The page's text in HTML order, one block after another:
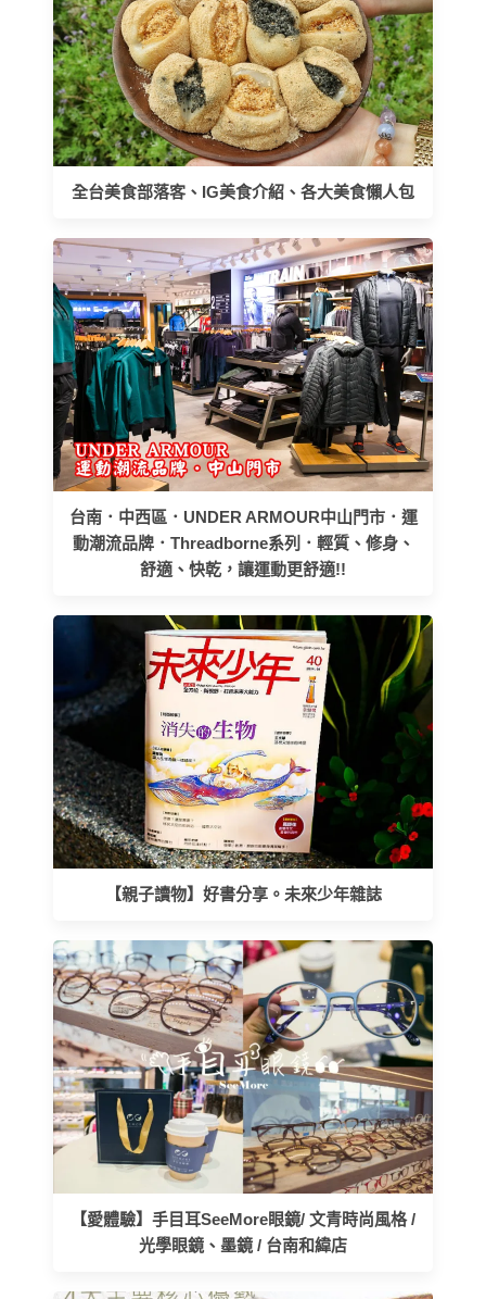
全台美食部落客、IG美食介紹、各大美食懶人包
台南．中西區．UNDER ARMOUR中山門市．運
動潮流品牌．Threadborne系列．輕質、修身、
舒適、快乾，讓運動更舒適!!
【親子讀物】好書分享。未來少年雜誌
【愛體驗】手目耳SeeMore眼鏡/ 文青時尚風格 /
光學眼鏡、墨鏡 / 台南和緯店